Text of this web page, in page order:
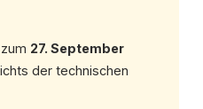
27. September
der technischen